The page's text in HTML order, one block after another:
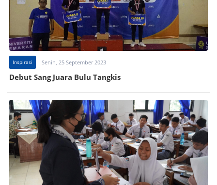
Inspirasi Senin, 25 September 2023
Debut Sang Juara Bulu Tangkis